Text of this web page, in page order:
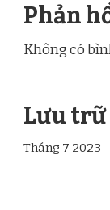
Phản
Không có
Lưu trữ
Tháng 7 2023